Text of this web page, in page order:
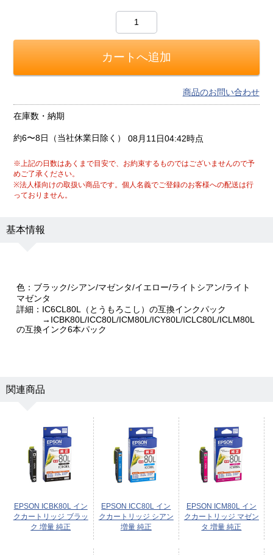
商品のお問い合わせ
在庫数・納期
約6〜8日（当社休業日除く） 08月11日04:42時点
※上記の日数はあくまで目安で、お約束するものではございませんので予
めご了承ください。
※法人様向けの取扱い商品です。個人名義でご登録のお客様への配送は行
っておりません。
基本情報
色：ブラック/シアン/マゼンタ/イエロー/ライトシアン/ライト
マゼンタ
詳細：IC6CL80L（とうもろこし）の互換インクパック
→ICBK80L/ICC80L/ICM80L/ICY80L/ICLC80L/ICLM80L
の互換インク6本パック
関連商品
EPSON ICBK80L イン
クカートリッジ ブラッ
ク 増量 純正
EPSON ICC80L イン
クカートリッジ シアン
増量 純正
EPSON ICM80L イン
クカートリッジ マゼン
タ 増量 純正